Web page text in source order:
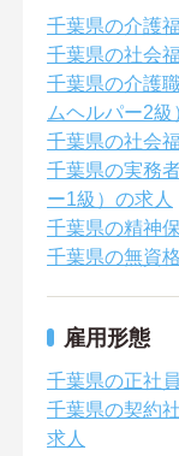
千葉県の介護
千葉県の社会
千葉県の介護
ムヘルパー2級
千葉県の社会
千葉県の実務
ー1級）の求人
千葉県の精神
千葉県の無資
雇用形態
千葉県の正社
千葉県の契約
求人